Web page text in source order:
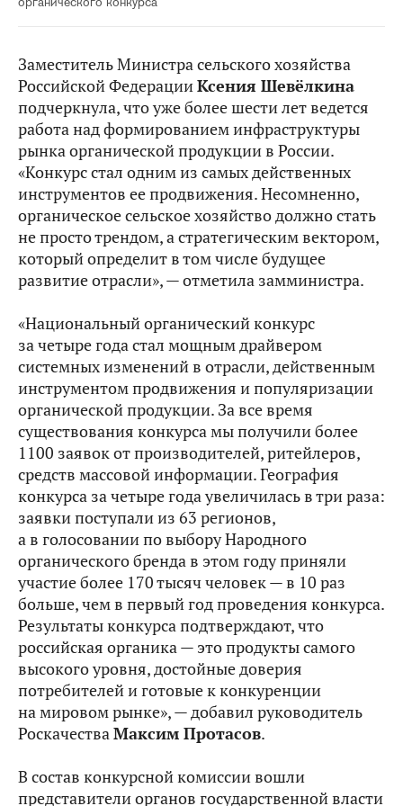
Заместитель Министра сельского хозяйства
Российской ФедерацииКсения Шевёлкина
подчеркнула, что уже более шести лет ведется
работа над формированием инфраструктуры
рынка органической продукции в России.
«Конкурс стал одним из самых действенных
инструментов ее продвижения. Несомненно,
органическое сельское хозяйство должно стать
не просто трендом, а стратегическим вектором,
который определит в том числе будущее
развитие отрасли», — отметила замминистра.
«Национальный органический конкурс
за четыре года стал мощным драйвером
системных изменений в отрасли, действенным
инструментом продвижения и популяризации
органической продукции. За все время
существования конкурса мы получили более
1100 заявок от производителей, ритейлеров,
средств массовой информации. География
конкурса за четыре года увеличилась в три раза:
заявки поступали из 63 регионов,
а в голосовании по выбору Народного
органического бренда в этом году приняли
участие более 170 тысяч человек — в 10 раз
больше, чем в первый год проведения конкурса.
Результаты конкурса подтверждают, что
российская органика — это продукты самого
высокого уровня, достойные доверия
потребителей и готовые к конкуренции
на мировом рынке», — добавил руководитель
РоскачестваМаксим Протасов.
В состав конкурсной комиссии вошли
представители органов государственной власти